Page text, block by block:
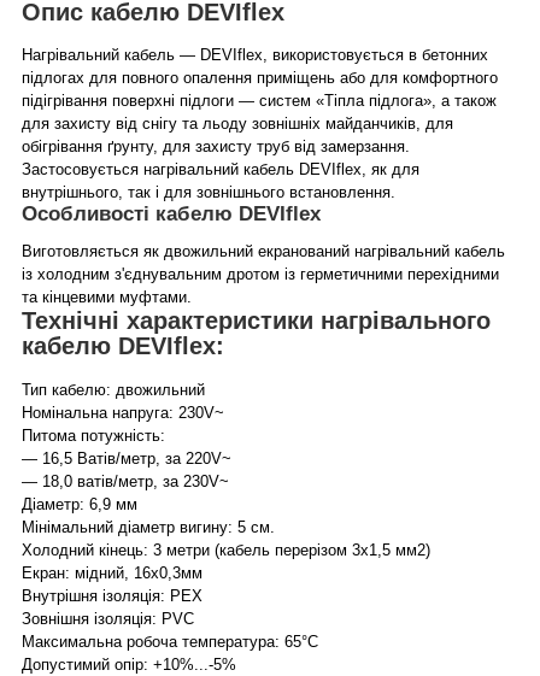
Опис кабелю DEVIflex
Нагрівальний кабель — DEVIflex, використовується в бетонних
підлогах для повного опалення приміщень або для комфортного
підігрівання поверхні підлоги — систем «Тіпла підлога», а також
для захисту від снігу та льоду зовнішніх майданчиків, для
обігрівання ґрунту, для захисту труб від замерзання.
Застосовується нагрівальний кабель DEVIflex, як для
внутрішнього, так і для зовнішнього встановлення.
Особливості кабелю DEVIflex
Виготовляється як двожильний екранований нагрівальний кабель
із холодним з'єднувальним дротом із герметичними перехідними
та кінцевими муфтами.
Технічні характеристики нагрівального
кабелю DEVIflex:
Тип кабелю: двожильний
Номінальна напруга: 230V~
Питома потужність:
— 16,5 Ватів/метр, за 220V~
— 18,0 ватів/метр, за 230V~
Діаметр: 6,9 мм
Мінімальний діаметр вигину: 5 см.
Холодний кінець: 3 метри (кабель перерізом 3х1,5 мм2)
Екран: мідний, 16х0,3мм
Внутрішня ізоляція: PEX
Зовнішня ізоляція: PVC
Максимальна робоча температура: 65°C
Допустимий опір: +10%...-5%